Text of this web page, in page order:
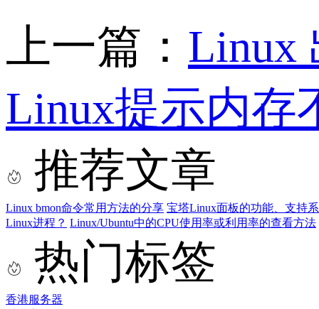
上一篇： Linux
Linux提示内存
推荐文章
Linux bmon命令常用方法的分享 宝塔Linux面板的功能、支持
Linux进程？ Linux/Ubuntu中的CPU使用率或利用率的查看方法
热门标签
香港服务器